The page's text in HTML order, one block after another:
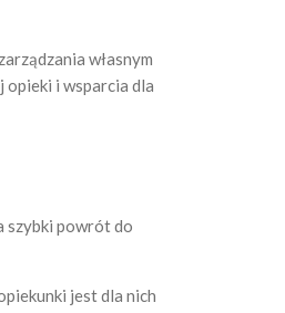
własnym
opieki i wsparcia dla
szybki powrót do
jest dla nich